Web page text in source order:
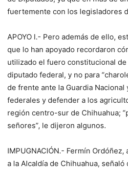
fuertemente con los legisladores
APOYO I.- Pero además de ello,
que lo han apoyado recordaron
utilizado el fuero constitucional
diputado federal, y no para
de frente ante la Guardia Nacional
federales y defender a los
región centro-sur de Chihuahua;
señores”, le dijeron algunos.
IMPUGNACIÓN.- Fermín
a la Alcaldía de Chihuahua,